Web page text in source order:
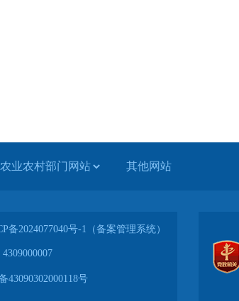
备2024077040号-1（备案管理系统）
43090302000118号